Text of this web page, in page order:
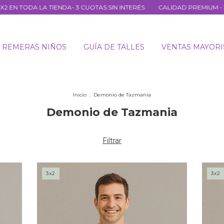
LA TIENDA- 3 CUOTAS SIN INTERÉS CALIDAD PREMIUM - 3X2
REMERAS NIÑOS GUÍA DE TALLES VENTAS
Inicio . Demonio de Tazmania
Demonio de Tazmania
Filtrar
3x2 3x2